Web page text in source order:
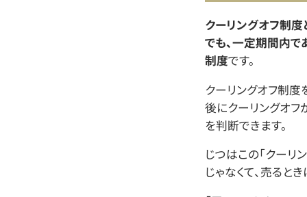
クーリングオフ制
でも、一定期間内
制度です。
クーリングオフ制
後にクーリングオフ
を判断できます。
じつはこの「クーリ
じゃなくて、売ると